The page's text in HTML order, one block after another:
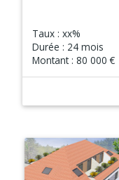
Taux : xx%
Durée : 24 mois
Montant : 80 000 €